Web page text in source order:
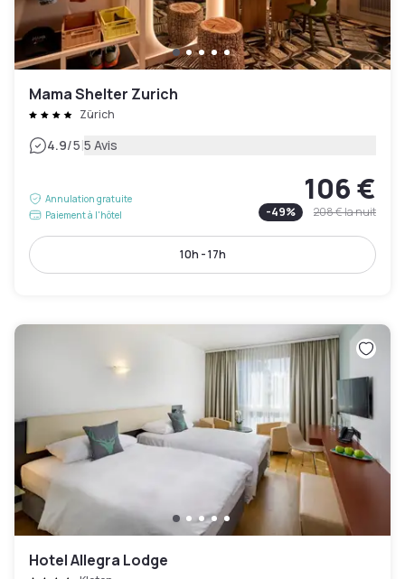
Mama Shelter Zurich
Zürich
4.9/5|5 Avis
Annulation gratuite
Paiement à l'hôtel
106 €
-49% 208 €la nuit
10h - 17h
Hotel Allegra Lodge